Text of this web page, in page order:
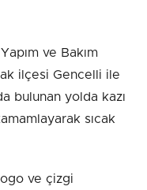
ve Bakım
ilçesi Gencelli ile
bulunan yolda kazı
sıcak
ve çizgi